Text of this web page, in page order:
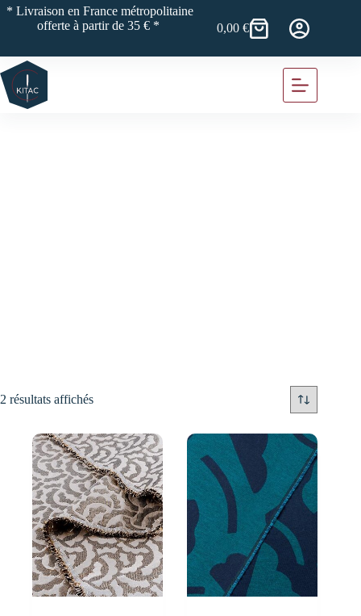
Passer
* Livraison en France métropolitaine
offerte à partir de 35 € *
Panier
0,00€
2 résultats affichés